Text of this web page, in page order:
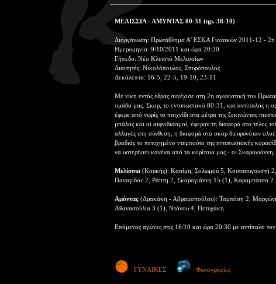
ΜΕΛΙΣΣΙΑ - ΑΜΥΝΤΑΣ 80-31 (ημ. 38-10)
Διοργάνωση: Πρωτάθλημα Α' ΕΣΚΑ Γυναικών 2011-12 - 2η
Ημερομηνία: 9/10/2011 και ώρα 20:30
Γήπεδο: Νέο Κλειστό Μελισσίων
Διαιτητές: Νικολόπουλος, Σπυρόπουλος
Δεκάλεπτα: 16-5, 22-5, 19-10, 23-11
Με νίκη εντός έδρας συνέχισε στη 2η αγωνιστική του
ομάδα μας. Σκορ, το εντυπωσιακό 80-31, και αντίπαλος η
έφερε από νωρίς το παιχνίδι στα μέτρα της ξεκινώντας
μπάλας και οι αιφνιδιασμοί, έφεραν τη διαφορά στο τέλος
αλλαγές στη σύνθεση, η διαφορά στο σκορ διευρυνόταν
βραδιάς το πετυχημένο ντεμπούτο της εντυπωσιακής
να υστερήσει κανένα από τα κορίτσια μας - οι
Μελίσσια (Κουκής): Κασίμη, Σολωμού 5, Κουτσαυγουστή
Παναγίδου 2, Ράπτη 2, Σκαρογιάννη 15 (1), Καραμπάτσα 2
Αμύντας (Δρακάκη - Αβραμοπούλου): Ταμπόση 2,
Αθανασούλια 3 (1), Ντάνου 4, Πετυχάκη
Επόμενος αγώνες στις 16/10 και ώρα 20:30 με αντίπαλο
ΓΥΝΑΙΚΕΣ Φωτογραφίες